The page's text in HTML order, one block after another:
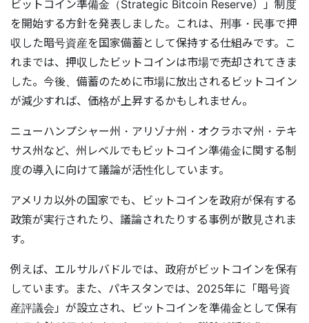
ビットコイン準備金（Strategic Bitcoin Reserve）」制度
を開始する方針を発表しました。これは、刑事・民事で押
収した暗号資産を国家備蓄として保持する仕組みです。こ
れまでは、押収したビットコインは市場で売却されてきま
した。今後、備蓄のために市場に放出されるビットコイン
が減少すれば、価格が上昇するかもしれません。
ニューハンプシャー州・アリゾナ州・オクラホマ州・テキ
サス州など、州レベルでもビットコイン準備金に関する制
度の導入に向けて議論が活性化しています。
アメリカ以外の国家でも、ビットコインを政府が保有する
政策が実行されたり、議論されたりする事例が散見されま
す。
例えば、エルサルバドルでは、政府がビットコインを保有
しています。また、パキスタンでは、2025年に「暗号資
産評議会」が設立され、ビットコインを準備金として保有